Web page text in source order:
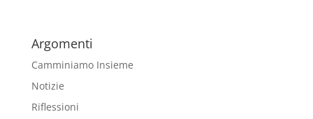
Argomenti
Camminiamo Insieme
Notizie
Riflessioni